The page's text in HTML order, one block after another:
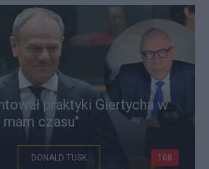
praktyki Giertycha w
czasu"
DONALD TUSK 108